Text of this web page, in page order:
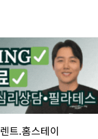
렌트.홈스테이